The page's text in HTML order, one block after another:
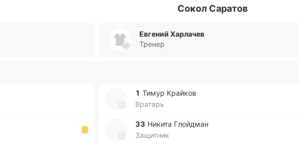
Сокол Саратов
Евгений Харлачев
Тренер
1 Тимур Край­ков
Вратарь
33 Никита Глой­дман
Защитник